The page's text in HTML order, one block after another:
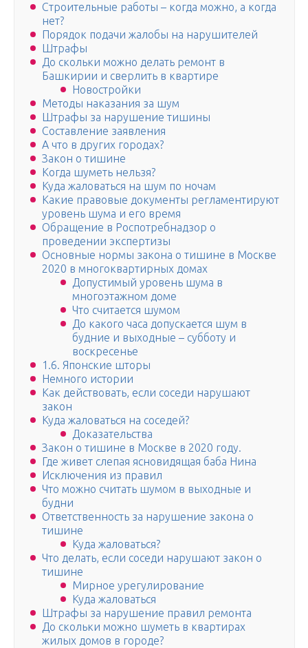
Строительные работы – когда можно, а когда
нет?
Порядок подачи жалобы на нарушителей
Штрафы
До скольки можно делать ремонт в
Башкирии и сверлить в квартире
Новостройки
Методы наказания за шум
Штрафы за нарушение тишины
Составление заявления
А что в других городах?
Закон о тишине
Когда шуметь нельзя?
Куда жаловаться на шум по ночам
Какие правовые документы регламентируют
уровень шума и его время
Обращение в Роспотребнадзор о
проведении экспертизы
Основные нормы закона о тишине в Москве
2020 в многоквартирных домах
Допустимый уровень шума в
многоэтажном доме
Что считается шумом
До какого часа допускается шум в
будние и выходные – субботу и
воскресенье
1.6. Японские шторы
Немного истории
Как действовать, если соседи нарушают
закон
Куда жаловаться на соседей?
Доказательства
Закон о тишине в Москве в 2020 году.
Где живет слепая ясновидящая баба Нина
Исключения из правил
Что можно считать шумом в выходные и
будни
Ответственность за нарушение закона о
тишине
Куда жаловаться?
Что делать, если соседи нарушают закон о
тишине
Мирное урегулирование
Куда жаловаться
Штрафы за нарушение правил ремонта
До скольки можно шуметь в квартирах
жилых домов в городе?